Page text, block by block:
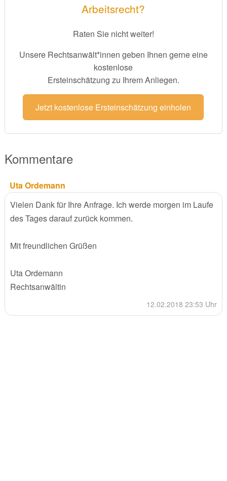
Arbeitsrecht?
Raten Sie nicht weiter!
Unsere Rechtsanwält*innen geben Ihnen gerne eine
kostenlose
Ersteinschätzung zu Ihrem Anliegen.
Jetzt kostenlose Ersteinschätzung einholen
Kommentare
Uta Ordemann
Vielen Dank für Ihre Anfrage. Ich werde morgen im Laufe
des Tages darauf zurück kommen.
Mit freundlichen Grüßen
Uta Ordemann
Rechtsanwältin
12.02.2018 23:53 Uhr